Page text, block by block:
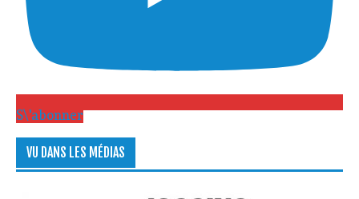
S\'abonner
VU DANS LES MÉDIAS